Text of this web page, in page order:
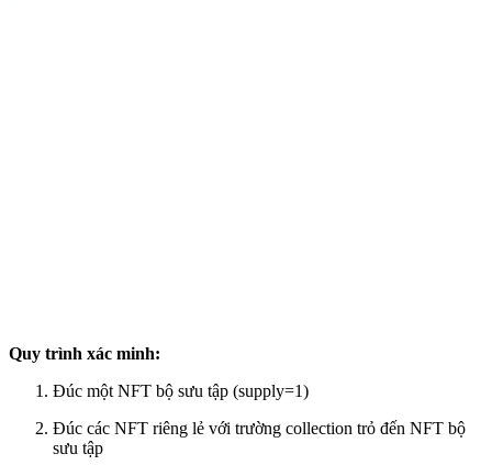
Quy trình xác minh:
Đúc một NFT bộ sưu tập (supply=1)
Đúc các NFT riêng lẻ với trường collection trỏ đến NFT bộ
sưu tập